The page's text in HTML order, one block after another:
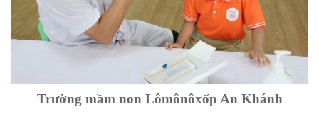
Trường mầm non Lômônôxốp An Khánh